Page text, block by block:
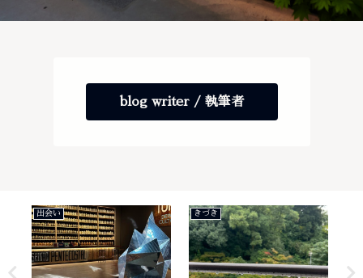
blog writer / 執筆者
出会い きづき